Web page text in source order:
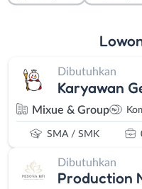
Dibutuhkan
Karyawan
Mixue & Group
SMA / SMK
Dibutuhkan
Production